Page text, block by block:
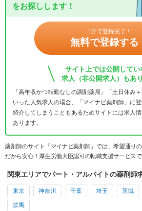
をお探しします！
1分で登録完了！
無料で登録する
サイト上では公開してい
求人（非公開求人）もあ
「高年収かつ転勤なしの調剤薬局」「土日休み
いった人気求人の場合、「マイナビ薬剤師」に
紹介してしまうこともあるためサイトには求人
あります。
薬剤師のサイト「マイナビ薬剤師」では、希望通り
だから安心！厚生労働大臣認可の転職支援サービスで
関東エリアでパート・アルバイトの薬剤師
東京 神奈川 千葉 埼玉 茨城
群馬